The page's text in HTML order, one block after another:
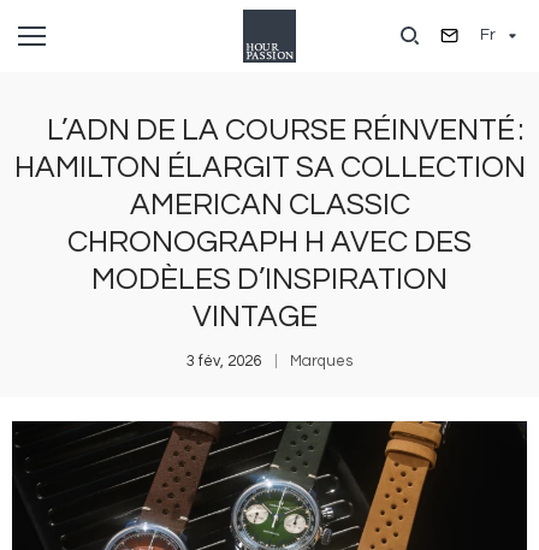
Fr
L’ADN DE LA COURSE RÉINVENTÉ :
HAMILTON ÉLARGIT SA COLLECTION
AMERICAN CLASSIC
CHRONOGRAPH H AVEC DES
MODÈLES D’INSPIRATION
VINTAGE
3 fév, 2026 Marques
Image